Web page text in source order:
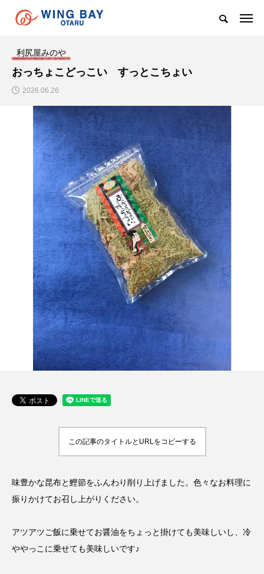
利尻屋みのや
おっちょこどっこい すっとこちょい
2026.06.26
この記事のタイトルとURLをコピーする
味豊かな昆布と鰹節をふんわり削り上げました。色々なお料理に
振りかけてお召し上がりください。
アツアツご飯に乗せてお醤油をちょっと掛けても美味しいし、冷
ややっこに乗せても美味しいです♪